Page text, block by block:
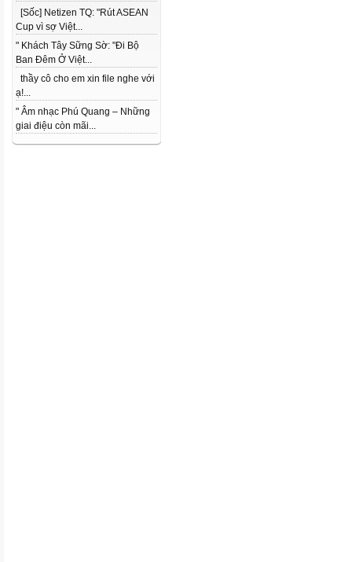
[Sốc] Netizen TQ: "Rút ASEAN
Cup vì sợ Việt...
" Khách Tây Sững Sờ: "Đi Bộ
Ban Đêm Ở Việt...
thầy cô cho em xin file nghe với
ạ!...
" Âm nhạc Phú Quang – Những
giai điệu còn mãi...